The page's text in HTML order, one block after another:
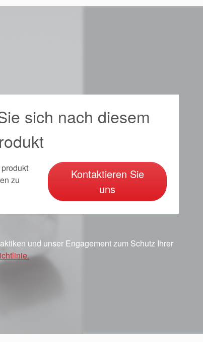
sich nach diesem
zu
Kontaktieren Sie
uns
und unser Engagement zum Schutz Ihrer